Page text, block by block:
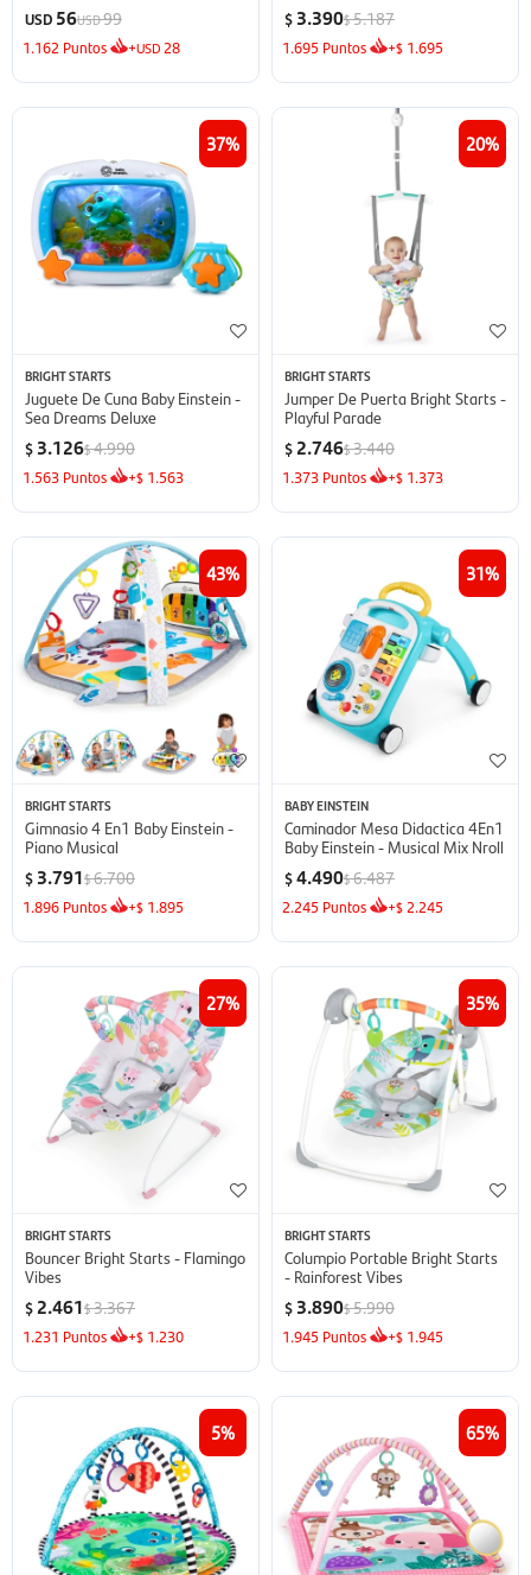
USD 56USD99
1.162 Puntos +USD 28
$ 3.390$5.187
1.695 Puntos +$ 1.695
37
BRIGHT STARTS
Juguete De Cuna Baby Einstein -
Sea Dreams Deluxe
$ 3.126$4.990
1.563 Puntos +$ 1.563
20
BRIGHT STARTS
Jumper De Puerta Bright Starts -
Playful Parade
$ 2.746$3.440
1.373 Puntos +$ 1.373
43
BRIGHT STARTS
Gimnasio 4 En1 Baby Einstein -
Piano Musical
$ 3.791$6.700
1.896 Puntos +$ 1.895
31
BABY EINSTEIN
Caminador Mesa Didactica 4En1
Baby Einstein - Musical Mix Nroll
$4.490$6.487
2.245 Puntos +$ 2.245
27
BRIGHT STARTS
Bouncer Bright Starts - Flamingo
Vibes
$ 2.461$3.367
1.231 Puntos +$ 1.230
35
BRIGHT STARTS
Columpio Portable Bright Starts
- Rainforest Vibes
$ 3.890$5.990
1.945 Puntos +$ 1.945
5 65